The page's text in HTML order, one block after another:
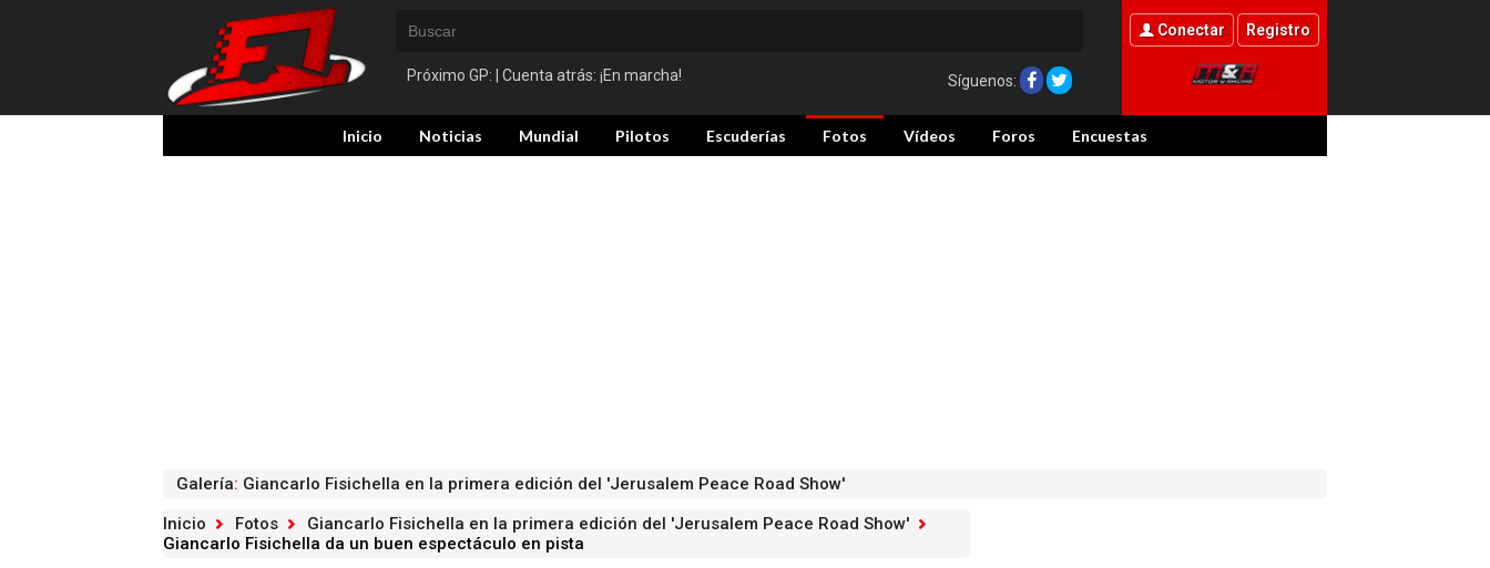
Próximo GP: | Cuenta atrás: ¡En marcha! Síguenos:
Conectar Registro
Inicio Noticias Mundial Pilotos Escuderías Fotos Vídeos Foros Encuestas
Galería: Giancarlo Fisichella en la primera edición del 'Jerusalem Peace Road Show'
Inicio
Fotos
Giancarlo Fisichella en la primera edición del 'Jerusalem Peace Road Show'
Giancarlo Fisichella da un buen espectáculo en pista